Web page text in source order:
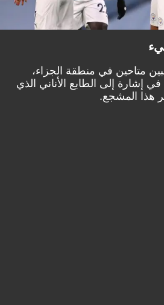
متاحين في منطقة الجزاء،
إشارة إلى الطابع الأناني الذي
هذا المشجع.